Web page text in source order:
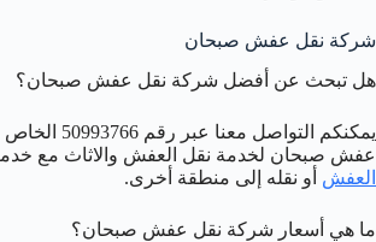
شركة نقل عفش صبحان
هل تبحث عن أفضل شركة نقل عفش صبحان؟
يمكنكم التواصل
عفش صبحان لخدمة نقل العفش والاثاث مع
العفش أو نقله إلى منطقة أخرى.
ما هي أسعار شركة نقل عفش صبحان؟